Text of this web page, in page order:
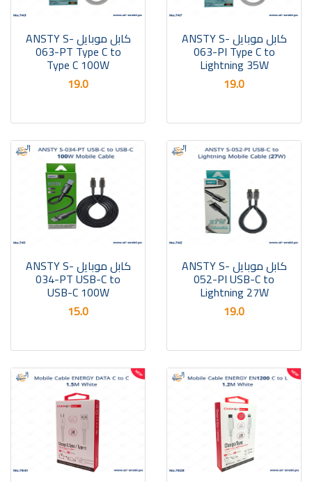
كابل موبايل ANSTY S-
063-PI Type C to
Lightning 35W
19.0
كابل موبايل ANSTY S-
063-PT Type C to
Type C 100W
19.0
كابل موبايل ANSTY S-
052-PI USB-C to
Lightning 27W
19.0
كابل موبايل ANSTY S-
034-PT USB-C to
USB-C 100W
15.0